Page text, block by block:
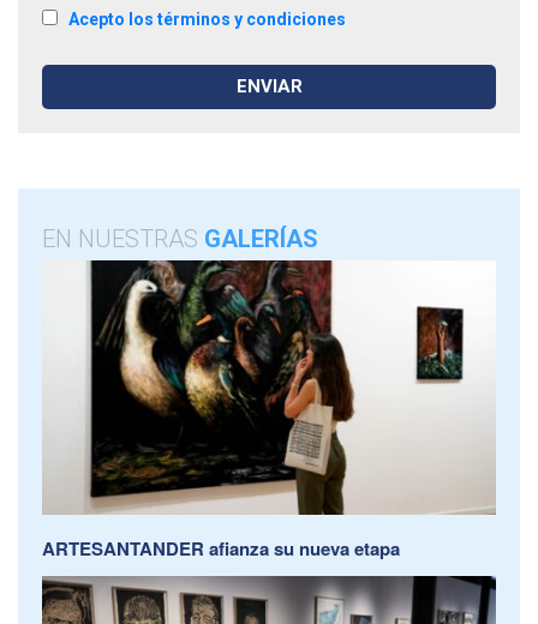
Acepto los términos y condiciones
EN NUESTRAS GALERÍAS
ARTESANTANDER afianza su nueva etapa